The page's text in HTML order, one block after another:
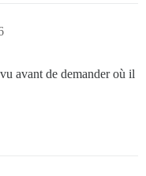
avant de demander où il